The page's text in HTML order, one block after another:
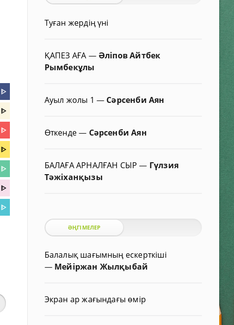
ᐈ
ᐈ
ᐈ
ᐈ
ᐈ
ᐈ
ᐈ
Туған жердің үні
ҚАПЕЗ АҒА — Әліпов Айтбек
Рымбекұлы
Ауыл жолы 1 — Сәрсенби Аян
Өткенде— Сәрсенби Аян
БАЛАҒА АРНАЛҒАН СЫР— Гүлзия
Тәжіханқызы
ӘҢГІМЕЛЕР
Балалық шағымның ескерткіші
— Мейіржан Жылқыбай
Экран ар жағындағы өмір